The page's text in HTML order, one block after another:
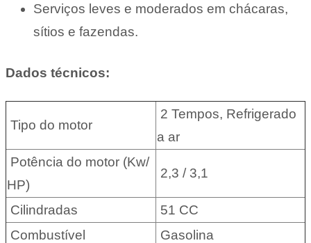
Serviços leves e moderados em chácaras,
sítios e fazendas.
Dados técnicos:
Tipo do motor
2 Tempos, Refrigerado
a ar
Potência do motor (Kw/
HP)
2,3 / 3,1
Cilindradas
51 CC
Combustível
Gasolina